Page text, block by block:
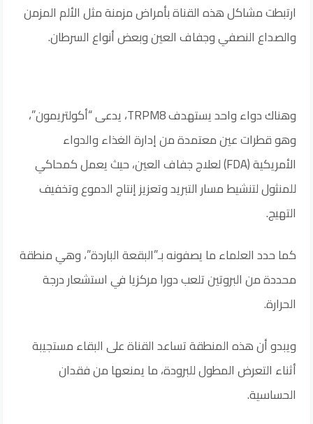
ارتبطت مشاكل هذه القناة بأمراض مزمنة مثل الألم المزمن
والصداع النصفي وجفاف العين وبعض أنواع السرطان.
وهناك دواء واحد يستهدف TRPM8، يدعى “أكولتريمون”،
وهو قطرات عين معتمدة من إدارة الغذاء والدواء
الأمريكية (FDA) لعلاج جفاف العين، حيث يعمل كمحاكي
للمنثول لتنشيط مسار التبريد وتعزيز إنتاج الدموع وتخفيف
التهيج.
كما حدد العلماء ما يصفونه بـ”البقعة الباردة”، وهي منطقة
محددة من البروتين تلعب دورا مركزيا في استشعار درجة
الحرارة.
ويبدو أن هذه المنطقة تساعد القناة على البقاء مستجيبة
أثناء التعرض المطول للبرودة، ما يمنعها من فقدان
الحساسية.